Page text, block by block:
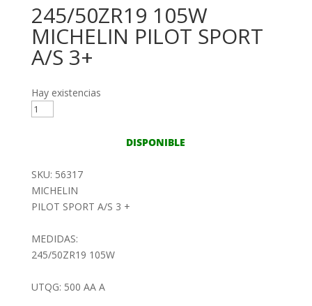
245/50ZR19 105W
MICHELIN PILOT SPORT
A/S 3+
Hay existencias
245/50ZR19
SPORT
A/S
3+
DISPONIBLE
SKU: 56317
MICHELIN
PILOT SPORT A/S 3 +
MEDIDAS:
245/50ZR19 105W
UTQG: 500 AA A